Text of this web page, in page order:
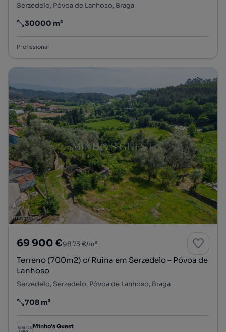
Serzedelo, Póvoa de Lanhoso, Braga
Preço por metro quadrado
30000 m²
Profissional
69 900 €98,73 €/m²
Terreno (700m2) c/ Ruína em Serzedelo – Póvoa de
Lanhoso
Serzedelo, Serzedelo, Póvoa de Lanhoso, Braga
Preço por metro quadrado
708 m²
Minho's Guest